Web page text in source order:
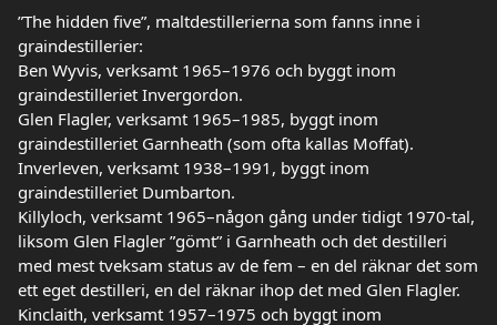
”The hidden five”, maltdestillerierna som fanns inne i
graindestillerier:
Ben Wyvis, verksamt 1965–1976 och byggt inom
graindestilleriet Invergordon.
Glen Flagler, verksamt 1965–1985, byggt inom
graindestilleriet Garnheath (som ofta kallas Moffat).
Inverleven, verksamt 1938–1991, byggt inom
graindestilleriet Dumbarton.
Killyloch, verksamt 1965–någon gång under tidigt 1970-tal,
liksom Glen Flagler ”gömt” i Garnheath och det destilleri
med mest tveksam status av de fem – en del räknar det som
ett eget destilleri, en del räknar ihop det med Glen Flagler.
Kinclaith, verksamt 1957–1975 och byggt inom